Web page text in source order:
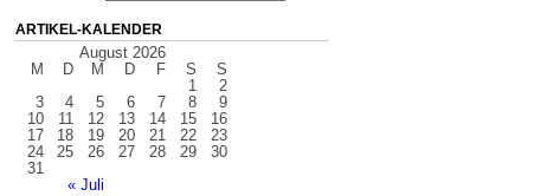
ARTIKEL-KALENDER
August 2026
M
D M D F S S
« Juli
1
2
3
4 5 6 7 8
9
10
11 12 13 14 15
16
17
18 19 20 21 22
23
24
25 26 27 28 29
30
31